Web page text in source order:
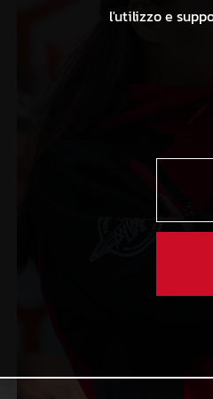
l'utilizzo e